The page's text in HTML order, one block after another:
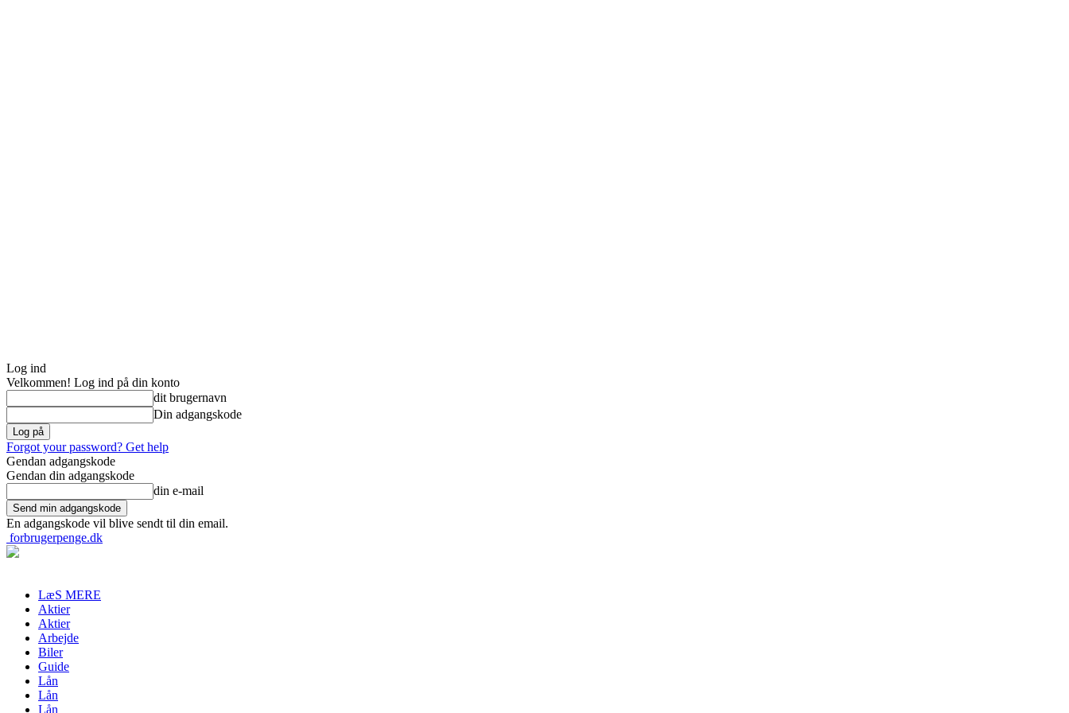
Log ind
Velkommen! Log ind på din konto
dit brugernavn
Din adgangskode
Forgot your password? Get help
Gendan adgangskode
Gendan din adgangskode
din e-mail
En adgangskode vil blive sendt til din email.
forbrugerpenge.dk
LæS MERE
Aktier
Aktier
Arbejde
Biler
Guide
Lån
Lån
Lån